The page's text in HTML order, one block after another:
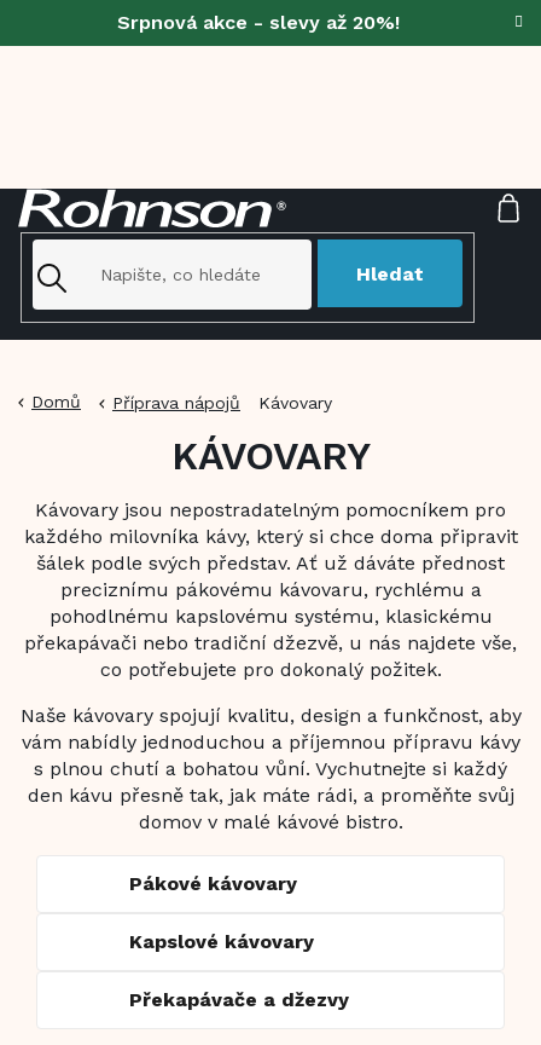
Srpnová akce - slevy až 20%!
Hledat
Domů Příprava nápojů Kávovary
KÁVOVARY
Kávovary jsou nepostradatelným pomocníkem pro
každého milovníka kávy, který si chce doma připravit
šálek podle svých představ. Ať už dáváte přednost
preciznímu pákovému kávovaru, rychlému a
pohodlnému kapslovému systému, klasickému
překapávači nebo tradiční džezvě, u nás najdete vše,
co potřebujete pro dokonalý požitek.
Naše kávovary spojují kvalitu, design a funkčnost, aby
vám nabídly jednoduchou a příjemnou přípravu kávy
s plnou chutí a bohatou vůní. Vychutnejte si každý
den kávu přesně tak, jak máte rádi, a proměňte svůj
domov v malé kávové bistro.
Pákové kávovary
Kapslové kávovary
Překapávače a džezvy